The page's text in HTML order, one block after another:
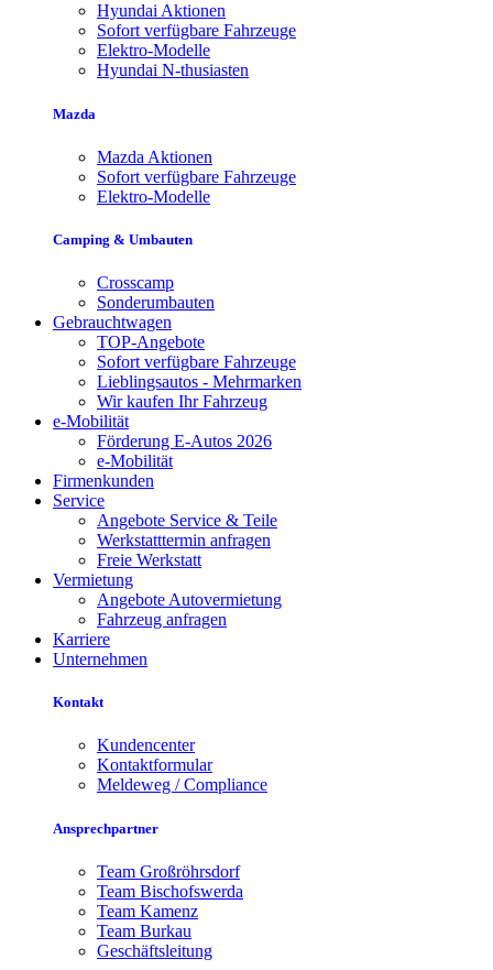
Hyundai Aktionen
Sofort verfügbare Fahrzeuge
Elektro-Modelle
Hyundai N-thusiasten
Mazda
Mazda Aktionen
Sofort verfügbare Fahrzeuge
Elektro-Modelle
Camping & Umbauten
Crosscamp
Sonderumbauten
Gebrauchtwagen
TOP-Angebote
Sofort verfügbare Fahrzeuge
Lieblingsautos - Mehrmarken
Wir kaufen Ihr Fahrzeug
e-Mobilität
Förderung E-Autos 2026
e-Mobilität
Firmenkunden
Service
Angebote Service & Teile
Werkstatttermin anfragen
Freie Werkstatt
Vermietung
Angebote Autovermietung
Fahrzeug anfragen
Karriere
Unternehmen
Kontakt
Kundencenter
Kontaktformular
Meldeweg / Compliance
Ansprechpartner
Team Großröhrsdorf
Team Bischofswerda
Team Kamenz
Team Burkau
Geschäftsleitung